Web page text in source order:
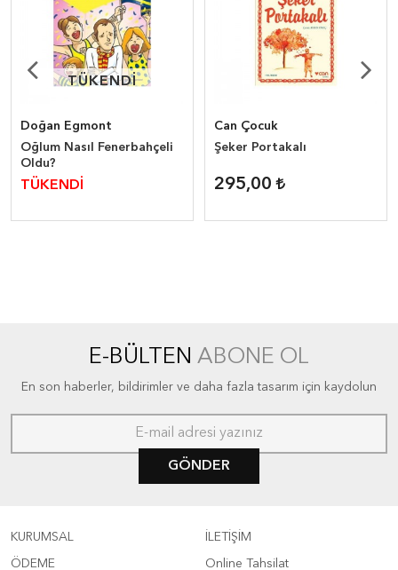
TÜKENDİ
TÜKENDİ
Doğan Egmont
Oğlum Nasıl Fenerbahçeli
Oldu?
TÜKENDİ
Can Çocuk
Şeker Portakalı
295,00
E-BÜLTEN ABONE OL
En son haberler, bildirimler ve daha fazla tasarım için kaydolun
GÖNDER
KURUMSAL
ÖDEME
İLETİŞİM
Online Tahsilat